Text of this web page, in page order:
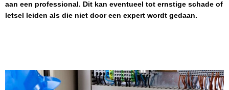
aan een professional. Dit kan eventueel tot ernstige schade of
letsel leiden als die niet door een expert wordt gedaan.